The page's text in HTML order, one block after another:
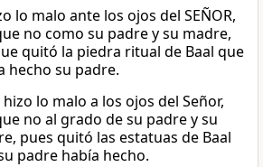
lo malo ante los ojos del SEÑOR,
no como su padre y su madre,
quitó la piedra ritual de Baal que
hecho su padre.
hizo lo malo a los ojos del Señor,
no al grado de su padre y su
pues quitó las estatuas de Baal
padre había hecho.